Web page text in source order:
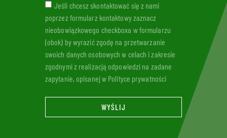
Jeśli chcesz skontaktować się z nami
poprzez formularz kontaktowy zaznacz
nieobowiązkowego checkboxa w formularzu
(obok) by wyrazić zgodę na przetwarzanie
swoich danych osobowych w celach i zakresie
zgodnymi z realizacją odpowiedzi na zadane
zapytanie, opisanej w Polityce prywatności
WYŚLIJ